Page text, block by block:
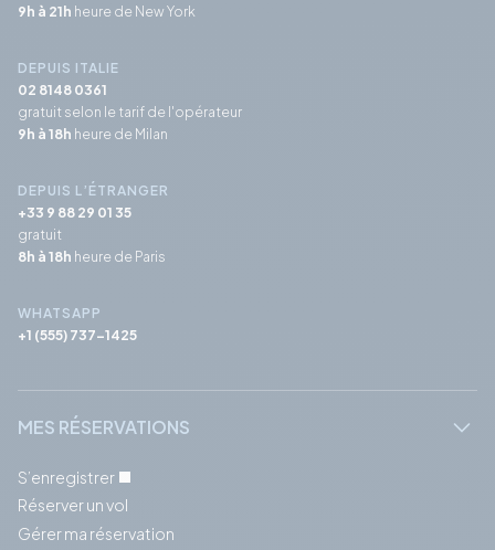
9h à 21h heure de New York
DEPUIS ITALIE
02 8148 0361
gratuit selon le tarif de l'opérateur
9h à 18h heure de Milan
DEPUIS L’ÉTRANGER
+33 9 88 29 01 35
gratuit
8h à 18h heure de Paris
WHATSAPP
+1 (555) 737-1425
MES RÉSERVATIONS
S’enregistrer
Réserver un vol
Gérer ma réservation